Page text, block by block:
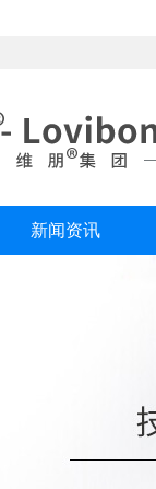
新闻资讯